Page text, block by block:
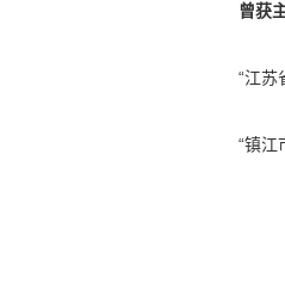
曾获
“江苏
“镇江